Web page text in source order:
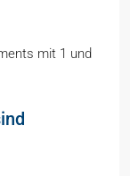
mit 1 und